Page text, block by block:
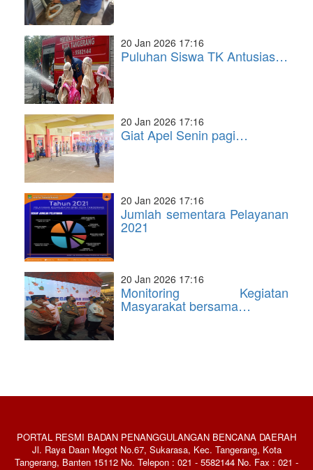
20 Jan 2026 17:16
Puluhan Siswa TK Antusias…
20 Jan 2026 17:16
Giat Apel Senin pagi…
20 Jan 2026 17:16
Jumlah sementara Pelayanan
2021
20 Jan 2026 17:16
Monitoring Kegiatan
Masyarakat bersama…
PORTAL RESMI BADAN PENANGGULANGAN BENCANA DAERAH
Jl. Raya Daan Mogot No.67, Sukarasa, Kec. Tangerang, Kota
Tangerang, Banten 15112 No. Telepon : 021 - 5582144 No. Fax : 021 -